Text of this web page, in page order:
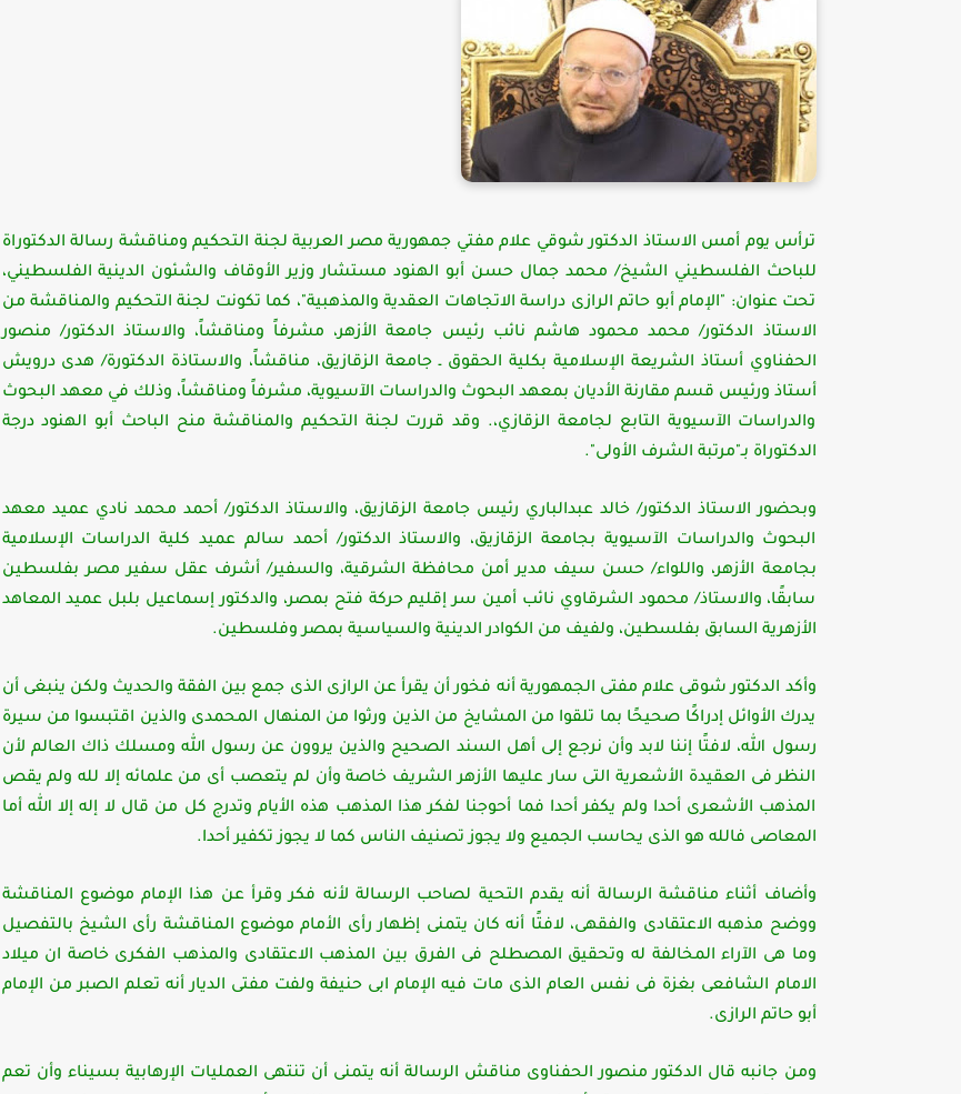
ترأس يوم أمس الاستاذ الدكتور شوقي علام مفتي جمهورية مصر العربية لجنة التحكيم ومناقشة رسالة الدكتوراة
للباحث الفلسطيني الشيخ/ محمد جمال حسن أبو الهنود مستشار وزير الأوقاف والشئون الدينية الفلسطيني،
تحت عنوان: "الإمام أبو حاتم الرازى دراسة الاتجاهات العقدية والمذهبية"، كما تكونت لجنة التحكيم والمناقشة من
الاستاذ الدكتور/ محمد محمود هاشم نائب رئيس جامعة الأزهر، مشرفاً ومناقشاً، والاستاذ الدكتور/ منصور
الحفناوي أستاذ الشريعة الإسلامية بكلية الحقوق ـ جامعة الزقازيق، مناقشاً، والاستاذة الدكتورة/ هدى درويش
أستاذ ورئيس قسم مقارنة الأديان بمعهد البحوث والدراسات الآسيوية، مشرفاً ومناقشاً، وذلك في معهد البحوث
والدراسات الآسيوية التابع لجامعة الزقازي،. وقد قررت لجنة التحكيم والمناقشة منح الباحث أبو الهنود درجة
الدكتوراة بـ"مرتبة الشرف الأولى".
وبحضور الاستاذ الدكتور/ خالد عبدالباري رئيس جامعة الزقازيق، والاستاذ الدكتور/ أحمد محمد نادي عميد معهد
البحوث والدراسات الآسيوية بجامعة الزقازيق، والاستاذ الدكتور/ أحمد سالم عميد كلية الدراسات الإسلامية
بجامعة الأزهر، واللواء/ حسن سيف مدير أمن محافظة الشرقية، والسفير/ أشرف عقل سفير مصر بفلسطين
سابقًا، والاستاذ/ محمود الشرقاوي نائب أمين سر إقليم حركة فتح بمصر، والدكتور إسماعيل بلبل عميد المعاهد
الأزهرية السابق بفلسطين، ولفيف من الكوادر الدينية والسياسية بمصر وفلسطين.
وأكد الدكتور شوقى علام مفتى الجمهورية أنه فخور أن يقرأ عن الرازى الذى جمع بين الفقة والحديث ولكن ينبغى أن
يدرك الأوائل إدراكًا صحيحًا بما تلقوا من المشايخ من الذين ورثوا من المنهال المحمدى والذين اقتبسوا من سيرة
رسول الله، لافتًا إننا لابد وأن نرجع إلى أهل السند الصحيح والذين يروون عن رسول الله ومسلك ذاك العالم لأن
النظر فى العقيدة الأشعرية التى سار عليها الأزهر الشريف خاصة وأن لم يتعصب أى من علمائه إلا لله ولم يقص
المذهب الأشعرى أحدا ولم يكفر أحدا فما أحوجنا لفكر هذا المذهب هذه الأيام وتدرج كل من قال لا إله إلا الله أما
المعاصى فالله هو الذى يحاسب الجميع ولا يجوز تصنيف الناس كما لا يجوز تكفير أحدا.
وأضاف أثناء مناقشة الرسالة أنه يقدم التحية لصاحب الرسالة لأنه فكر وقرأ عن هذا الإمام موضوع المناقشة
ووضح مذهبه الاعتقادى والفقهى، لافتًا أنه كان يتمنى إظهار رأى الأمام موضوع المناقشة رأى الشيخ بالتفصيل
وما هى الآراء المخالفة له وتحقيق المصطلح فى الفرق بين المذهب الاعتقادى والمذهب الفكرى خاصة ان ميلاد
الامام الشافعى بغزة فى نفس العام الذى مات فيه الإمام ابى حنيفة ولفت مفتى الديار أنه تعلم الصبر من الإمام
أبو حاتم الرازى.
ومن جانبه قال الدكتور منصور الحفناوى مناقش الرسالة أنه يتمنى أن تنتهى العمليات الإرهابية بسيناء وأن تعم